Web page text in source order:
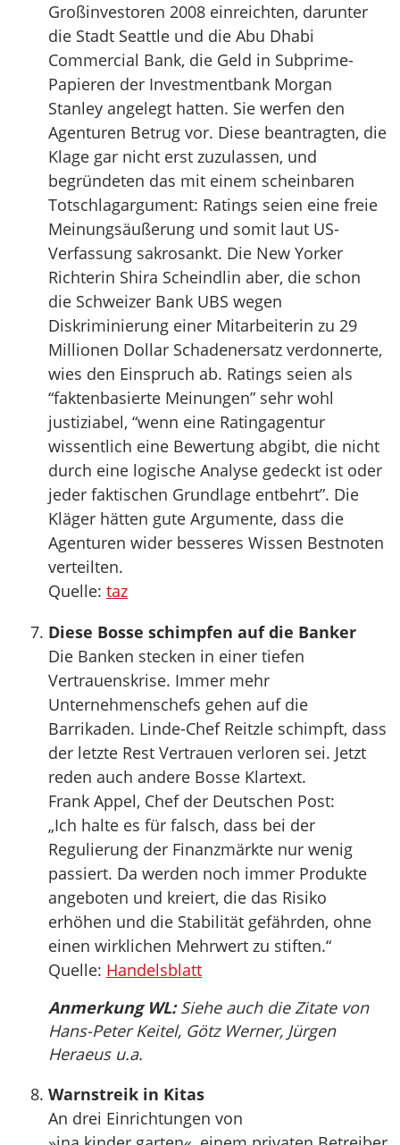
Großinvestoren 2008 einreichten, darunter
die Stadt Seattle und die Abu Dhabi
Commercial Bank, die Geld in Subprime-
Papieren der Investmentbank Morgan
Stanley angelegt hatten. Sie werfen den
Agenturen Betrug vor. Diese beantragten, die
Klage gar nicht erst zuzulassen, und
begründeten das mit einem scheinbaren
Totschlagargument: Ratings seien eine freie
Meinungsäußerung und somit laut US-
Verfassung sakrosankt. Die New Yorker
Richterin Shira Scheindlin aber, die schon
die Schweizer Bank UBS wegen
Diskriminierung einer Mitarbeiterin zu 29
Millionen Dollar Schadenersatz verdonnerte,
wies den Einspruch ab. Ratings seien als
“faktenbasierte Meinungen” sehr wohl
justiziabel, “wenn eine Ratingagentur
wissentlich eine Bewertung abgibt, die nicht
durch eine logische Analyse gedeckt ist oder
jeder faktischen Grundlage entbehrt”. Die
Kläger hätten gute Argumente, dass die
Agenturen wider besseres Wissen Bestnoten
verteilten.
Quelle: taz
Diese Bosse schimpfen auf die Banker
Die Banken stecken in einer tiefen
Vertrauenskrise. Immer mehr
Unternehmenschefs gehen auf die
Barrikaden. Linde-Chef Reitzle schimpft, dass
der letzte Rest Vertrauen verloren sei. Jetzt
reden auch andere Bosse Klartext.
Frank Appel, Chef der Deutschen Post:
„Ich halte es für falsch, dass bei der
Regulierung der Finanzmärkte nur wenig
passiert. Da werden noch immer Produkte
angeboten und kreiert, die das Risiko
erhöhen und die Stabilität gefährden, ohne
einen wirklichen Mehrwert zu stiften.“
Quelle: Handelsblatt
Anmerkung WL:Siehe auch die Zitate von
Hans-Peter Keitel, Götz Werner, Jürgen
Heraeus u.a.
Warnstreik in Kitas
An drei Einrichtungen von